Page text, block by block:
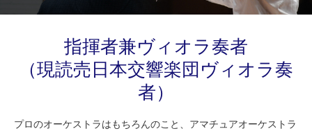
指揮者兼ヴィオラ奏者
（現読売日本交響楽団ヴィオラ奏
者）
プロのオーケストラはもちろんのこと、アマチュアオーケストラ